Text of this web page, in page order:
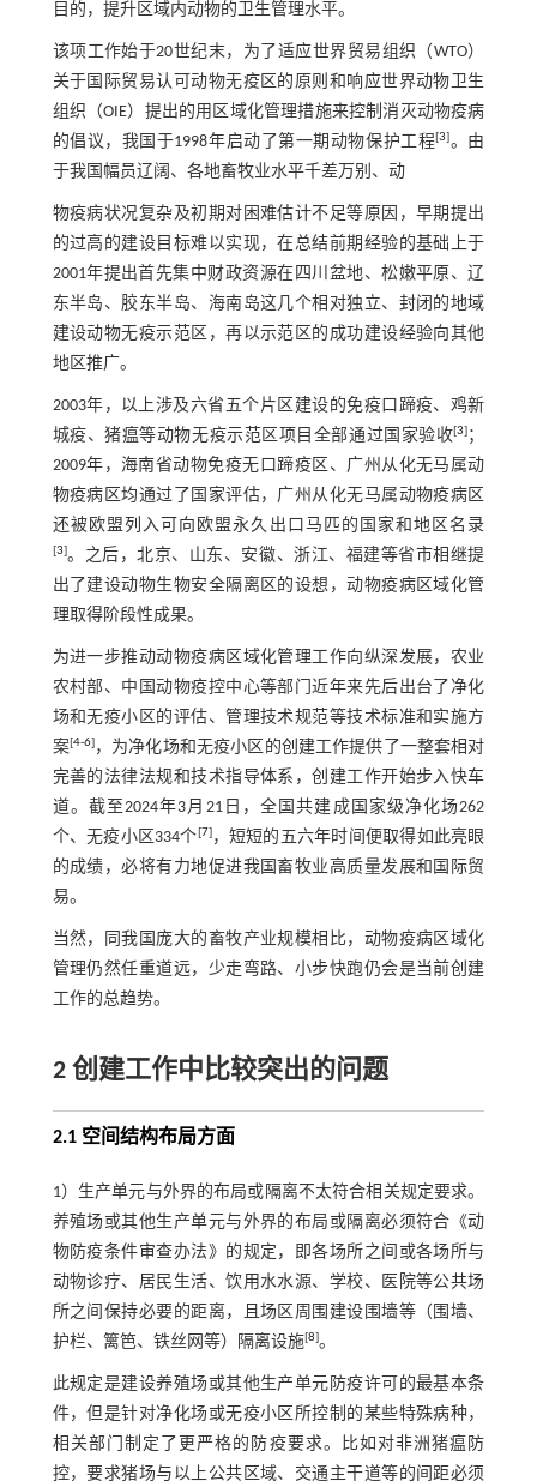
目的，提升区域内动物的卫生管理水平。
该项工作始于20世纪末，为了适应世界贸易组织（WTO）
关于国际贸易认可动物无疫区的原则和响应世界动物卫生
组织（OIE）提出的用区域化管理措施来控制消灭动物疫病
的倡议，我国于1998年启动了第一期动物保护工程[3]。由
于我国幅员辽阔、各地畜牧业水平千差万别、动
物疫病状况复杂及初期对困难估计不足等原因，早期提出
的过高的建设目标难以实现，在总结前期经验的基础上于
2001年提出首先集中财政资源在四川盆地、松嫩平原、辽
东半岛、胶东半岛、海南岛这几个相对独立、封闭的地域
建设动物无疫示范区，再以示范区的成功建设经验向其他
地区推广。
2003年，以上涉及六省五个片区建设的免疫口蹄疫、鸡新
城疫、猪瘟等动物无疫示范区项目全部通过国家验收[3] ；
2009年，海南省动物免疫无口蹄疫区、广州从化无马属动
物疫病区均通过了国家评估，广州从化无马属动物疫病区
还被欧盟列入可向欧盟永久出口马匹的国家和地区名录
[3]。之后，北京、山东、安徽、浙江、福建等省市相继提
出了建设动物生物安全隔离区的设想，动物疫病区域化管
理取得阶段性成果。
为进一步推动动物疫病区域化管理工作向纵深发展，农业
农村部、中国动物疫控中心等部门近年来先后出台了净化
场和无疫小区的评估、管理技术规范等技术标准和实施方
案[4-6]，为净化场和无疫小区的创建工作提供了一整套相对
完善的法律法规和技术指导体系，创建工作开始步入快车
道。截至2024年3月21日，全国共建成国家级净化场262
个、无疫小区334个[7]，短短的五六年时间便取得如此亮眼
的成绩，必将有力地促进我国畜牧业高质量发展和国际贸
易。
当然，同我国庞大的畜牧产业规模相比，动物疫病区域化
管理仍然任重道远，少走弯路、小步快跑仍会是当前创建
工作的总趋势。
2 创建工作中比较突出的问题
2.1 空间结构布局方面
1）生产单元与外界的布局或隔离不太符合相关规定要求。
养殖场或其他生产单元与外界的布局或隔离必须符合《动
物防疫条件审查办法》的规定，即各场所之间或各场所与
动物诊疗、居民生活、饮用水水源、学校、医院等公共场
所之间保持必要的距离，且场区周围建设围墙等（围墙、
护栏、篱笆、铁丝网等）隔离设施[8]。
此规定是建设养殖场或其他生产单元防疫许可的最基本条
件，但是针对净化场或无疫小区所控制的某些特殊病种，
相关部门制定了更严格的防疫要求。比如对非洲猪瘟防
控，要求猪场与以上公共区域、交通主干道等的间距必须